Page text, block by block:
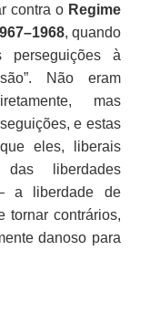
contra o Regime
, quando
perseguições à
Não eram
mas
e estas
eles, liberais
das liberdades
a liberdade de
tornar contrários,
danoso para